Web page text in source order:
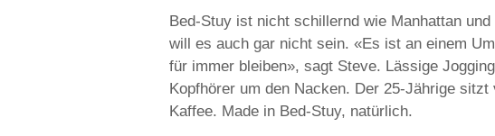
Bed-Stuy ist nicht schillernd wie Manhattan
will es auch gar nicht sein. «Es ist an einem
für immer bleiben», sagt Steve. Lässige
Kopfhörer um den Nacken. Der 25-Jährige
Kaffee. Made in Bed-Stuy, natürlich.